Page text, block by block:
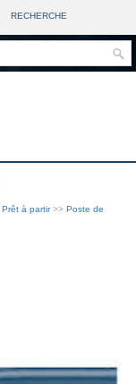
RECHERCHE
Prêt à partir>> Poste de